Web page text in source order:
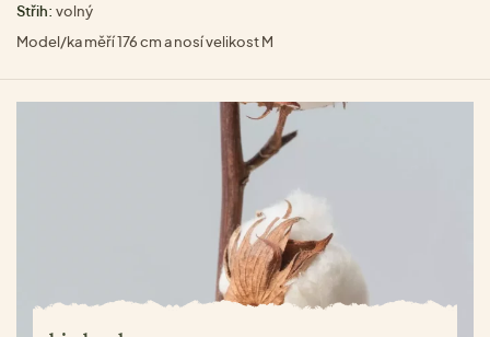
Střih: volný
Model/ka měří 176 cm a nosí velikost M